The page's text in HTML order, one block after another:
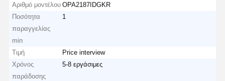
Αριθμό μοντέλου OPA2187IDGKR
Ποσότητα
παραγγελίας
min
1
Τιμή
Price interview
Χρόνος
παράδοσης
5-8 εργάσιμες